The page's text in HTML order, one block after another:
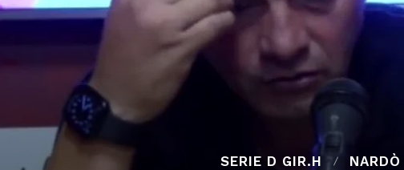
SERIE D GIR.H NARDÒ